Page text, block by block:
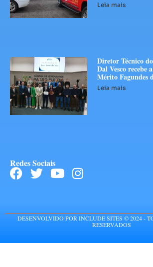
Leia mais
Diretor Técnico
Dal Vesco recebe
Mérito Fagundes
Leia mais
Redes Sociais
DESENVOLVIDO POR INCLUDE SITES © 2024 -
RESERVADOS